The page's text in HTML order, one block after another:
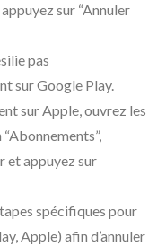
sur “Annuler
pas
sur Google Play.
sur Apple, ouvrez les
et appuyez sur
spécifiques pour
Apple) afin d’annuler